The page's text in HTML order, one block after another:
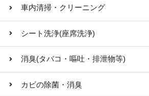
車内清掃・クリーニング
シート洗浄(座席洗浄)
消臭(タバコ・嘔吐・排泄物等)
カビの除菌・消臭